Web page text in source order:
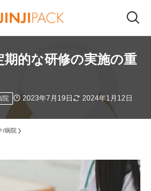
的な研修の実施の重
院 2023年7月19日 2024年1月12日
/病院